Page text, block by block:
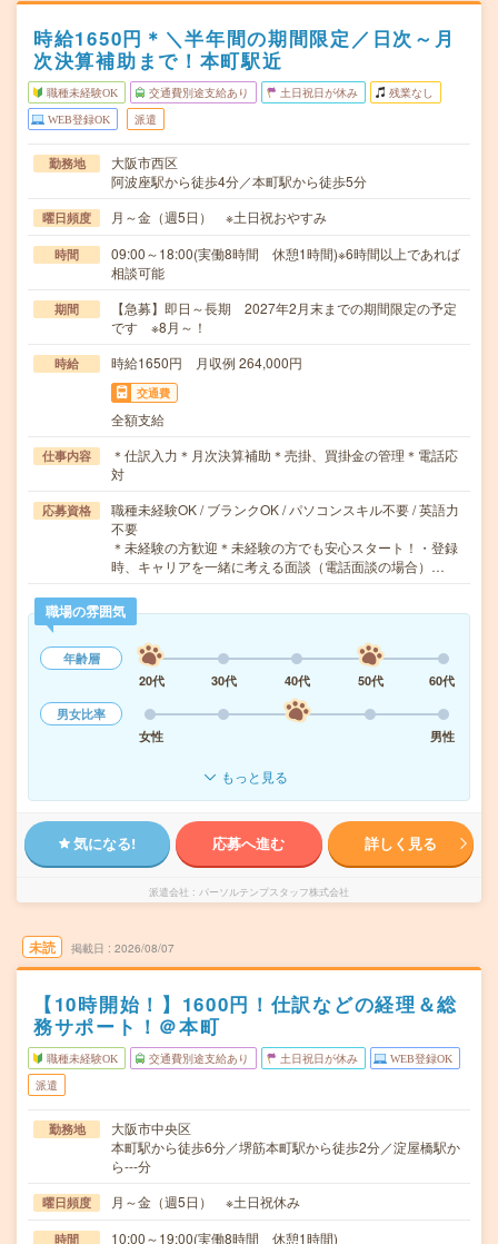
時給1650円＊＼半年間の期間限定／日次～月
次決算補助まで！本町駅近
職種未経験OK 交通費別途支給あり 土日祝日が休み 残業なし
WEB登録OK 派遣
勤務地
大阪市西区
阿波座駅から徒歩4分／本町駅から徒歩5分
曜日頻度 月～金（週5日） ※土日祝おやすみ
時間
09:00～18:00(実働8時間 休憩1時間)※6時間以上であれば
相談可能
期間
【急募】即日～長期 2027年2月末までの期間限定の予定
です ※8月～！
時給 時給1650円 月収例 264,000円
交通費
全額支給
仕事内容
＊仕訳入力＊月次決算補助＊売掛、買掛金の管理＊電話応
対
応募資格
職種未経験OK / ブランクOK / パソコンスキル不要 / 英語力
不要
＊未経験の方歓迎＊未経験の方でも安心スタート！・登録
時、キャリアを一緒に考える面談（電話面談の場合）…
職場の雰囲気
年齢層
20代
30代 40代 50代
60代
男女比率
女性
男性
もっと見る
気になる! 応募へ進む 詳しく見る
派遣会社 パーソルテンプスタッフ株式会社
未読 掲載日 2026/08/07
【10時開始！】1600円！仕訳などの経理＆総
務サポート！＠本町
職種未経験OK 交通費別途支給あり 土日祝日が休み WEB登録OK
派遣
勤務地
大阪市中央区
本町駅から徒歩6分／堺筋本町駅から徒歩2分／淀屋橋駅か
ら---分
曜日頻度 月～金（週5日） ※土日祝休み
時間 10:00～19:00(実働8時間 休憩1時間)